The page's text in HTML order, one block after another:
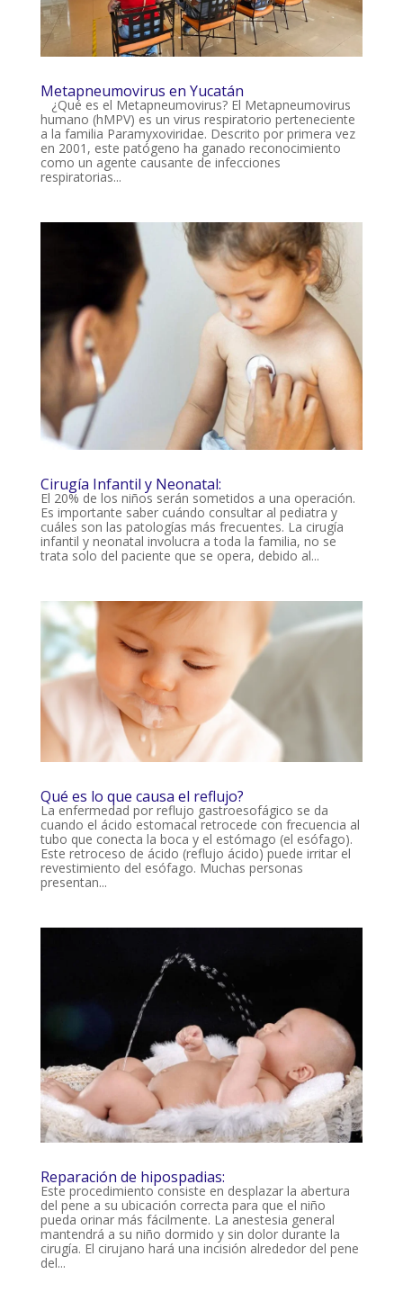
Metapneumovirus en Yucatán
¿Qué es el Metapneumovirus? El Metapneumovirus
humano (hMPV) es un virus respiratorio perteneciente
a la familia Paramyxoviridae. Descrito por primera vez
en 2001, este patógeno ha ganado reconocimiento
como un agente causante de infecciones
respiratorias...
Cirugía Infantil y Neonatal:
El 20% de los niños serán sometidos a una operación.
Es importante saber cuándo consultar al pediatra y
cuáles son las patologías más frecuentes. La cirugía
infantil y neonatal involucra a toda la familia, no se
trata solo del paciente que se opera, debido al...
Qué es lo que causa el reflujo?
La enfermedad por reflujo gastroesofágico se da
cuando el ácido estomacal retrocede con frecuencia al
tubo que conecta la boca y el estómago (el esófago).
Este retroceso de ácido (reflujo ácido) puede irritar el
revestimiento del esófago. Muchas personas
presentan...
Reparación de hipospadias:
Este procedimiento consiste en desplazar la abertura
del pene a su ubicación correcta para que el niño
pueda orinar más fácilmente. La anestesia general
mantendrá a su niño dormido y sin dolor durante la
cirugía. El cirujano hará una incisión alrededor del pene
del...